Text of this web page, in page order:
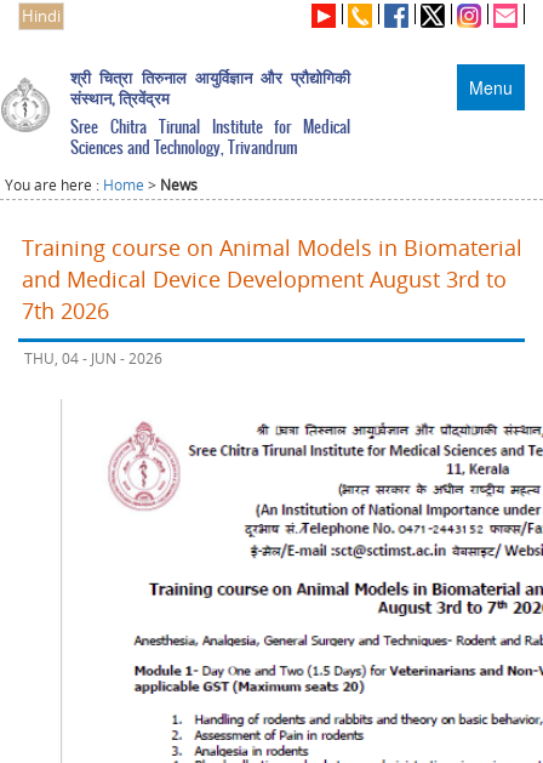
Hindi
Menu
श्री चित्रा तिरुनाल आयुर्विज्ञान और प्रौद्योगिकी
संस्थान, त्रिवेंद्रम
Sree Chitra Tirunal Institute for Medical
Sciences and Technology, Trivandrum
You are here : Home > News
Training course on Animal Models in Biomaterial
and Medical Device Development August 3rd to
7th 2026
THU, 04 - JUN - 2026